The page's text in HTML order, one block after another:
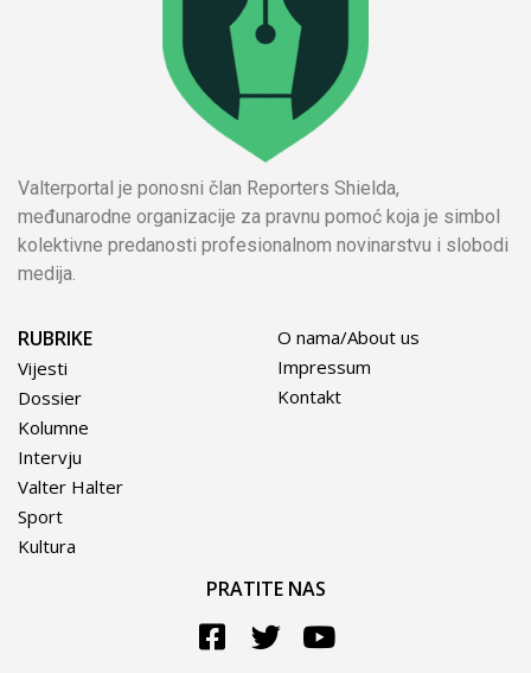
Valterportal je ponosni član Reporters Shielda,
međunarodne organizacije za pravnu pomoć koja je simbol
kolektivne predanosti profesionalnom novinarstvu i slobodi
medija.
RUBRIKE
Vijesti
Dossier
Kolumne
Intervju
Valter Halter
Sport
Kultura
O nama/About us
Impressum
Kontakt
PRATITE NAS